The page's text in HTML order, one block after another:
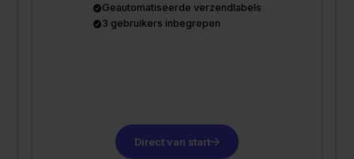
Geautomatiseerde verzendlabels
3 gebruikers inbegrepen
Direct van start